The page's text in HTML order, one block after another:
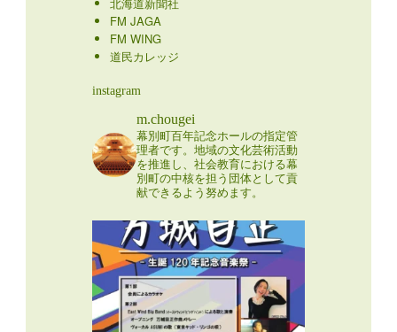
FM JAGA
FM WING
道民カレッジ
instagram
m.chougei
幕別町百年記念ホールの指定管
理者です。地域の文化芸術活動
を推進し、社会教育における幕
別町の中核を担う団体として貢
献できるよう努めます。